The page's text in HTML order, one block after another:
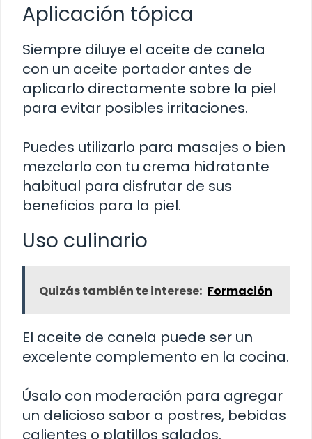
Aplicación tópica
Siempre diluye el aceite de canela
con un aceite portador antes de
aplicarlo directamente sobre la piel
para evitar posibles irritaciones.
Puedes utilizarlo para masajes o bien
mezclarlo con tu crema hidratante
habitual para disfrutar de sus
beneficios para la piel.
Uso culinario
Quizás también te interese: Formación
El aceite de canela puede ser un
excelente complemento en la cocina.
Úsalo con moderación para agregar
un delicioso sabor a postres, bebidas
calientes o platillos salados.